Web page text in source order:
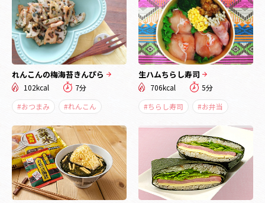
れんこんの梅海苔きんぴら
102kcal
7分
#おつまみ
#れんこん
生ハムちらし寿司
706kcal
5分
#ちらし寿司
#お弁当